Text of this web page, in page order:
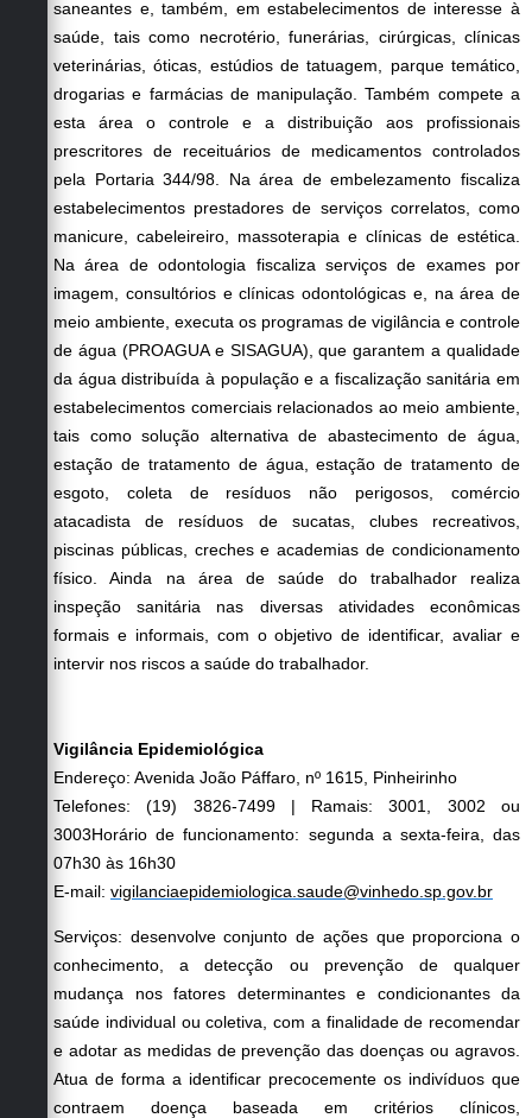
saneantes e, também, em estabelecimentos de interesse à
saúde, tais como necrotério, funerárias, cirúrgicas, clínicas
veterinárias, óticas, estúdios de tatuagem, parque temático,
drogarias e farmácias de manipulação. Também compete a
esta área o controle e a distribuição aos profissionais
prescritores de receituários de medicamentos controlados
pela Portaria 344/98. Na área de embelezamento fiscaliza
estabelecimentos prestadores de serviços correlatos, como
manicure, cabeleireiro, massoterapia e clínicas de estética.
Na área de odontologia fiscaliza serviços de exames por
imagem, consultórios e clínicas odontológicas e, na área de
meio ambiente, executa os programas de vigilância e controle
de água (PROAGUA e SISAGUA), que garantem a qualidade
da água distribuída à população e a fiscalização sanitária em
estabelecimentos comerciais relacionados ao meio ambiente,
tais como solução alternativa de abastecimento de água,
estação de tratamento de água, estação de tratamento de
esgoto, coleta de resíduos não perigosos, comércio
atacadista de resíduos de sucatas, clubes recreativos,
piscinas públicas, creches e academias de condicionamento
físico. Ainda na área de saúde do trabalhador realiza
inspeção sanitária nas diversas atividades econômicas
formais e informais, com o objetivo de identificar, avaliar e
intervir nos riscos a saúde do trabalhador.
Vigilância Epidemiológica
Endereço: Avenida João Páffaro, nº 1615, Pinheirinho
Telefones: (19) 3826-7499 | Ramais: 3001, 3002 ou
3003Horário de funcionamento: segunda a sexta-feira, das
07h30 às 16h30
E-mail: vigilanciaepidemiologica.saude@vinhedo.sp.gov.br
Serviços: desenvolve conjunto de ações que proporciona o
conhecimento, a detecção ou prevenção de qualquer
mudança nos fatores determinantes e condicionantes da
saúde individual ou coletiva, com a finalidade de recomendar
e adotar as medidas de prevenção das doenças ou agravos.
Atua de forma a identificar precocemente os indivíduos que
contraem doença baseada em critérios clínicos,